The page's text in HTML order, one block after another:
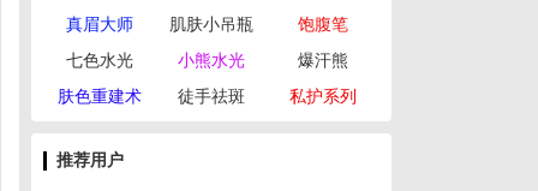
真眉大师 肌肤小吊瓶
饱腹笔
七色水光
小熊水光
爆汗熊
肤色重建术
徒手祛斑 私护系列
推荐用户